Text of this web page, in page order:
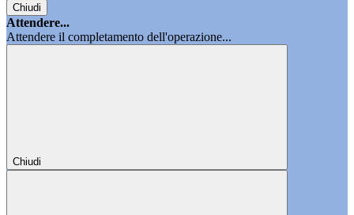
Chiudi
Attendere...
Attendere il completamento dell'operazione...
Chiudi